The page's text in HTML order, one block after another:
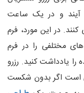
و در یک ساعت
در این مورد، فرم
مختلفی را در فرم
را یادداشت کنید. رزرو
است اگر بدون شکست